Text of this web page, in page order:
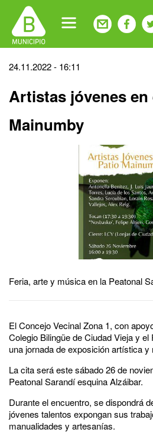
navigation
Back
top
24.11.2022 - 16:11
Artistas jóvenes en
Mainumby
Feria, arte y música en la Peatonal
El Concejo Vecinal Zona 1, con
Colegio Bilingüe de Ciudad Vieja y
una jornada de exposición artística y
La cita será este sábado 26 de
Peatonal Sarandí esquina Alzáibar.
Durante el encuentro, se dispondrá
jóvenes talentos expongan sus
manualidades y artesanías.